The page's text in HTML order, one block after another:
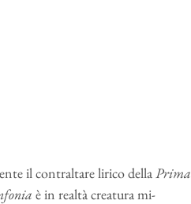
il contraltare lirico dellaPrima
è in realtà creatura mi­